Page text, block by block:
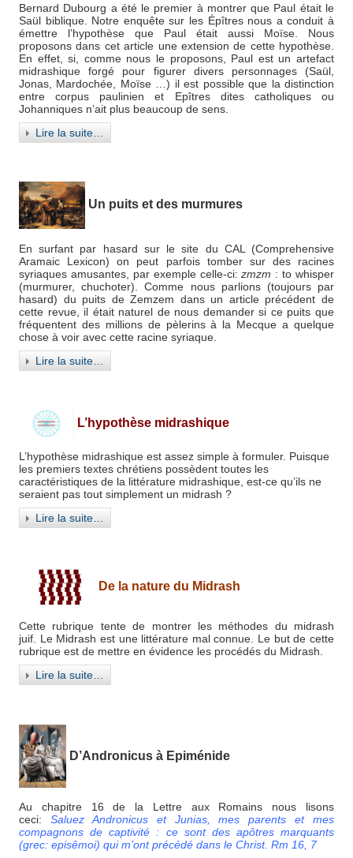
Bernard Dubourg a été le premier à montrer que Paul était le
Saül biblique. Notre enquête sur les Épîtres nous a conduit à
émettre l’hypothèse que Paul était aussi Moïse. Nous
proposons dans cet article une extension de cette hypothèse.
En effet, si, comme nous le proposons, Paul est un artefact
midrashique forgé pour figurer divers personnages (Saül,
Jonas, Mardochée, Moïse …) il est possible que la distinction
entre corpus paulinien et Epîtres dites catholiques ou
Johanniques n’ait plus beaucoup de sens.
Lire la suite…
Un puits et des murmures
En surfant par hasard sur le site du CAL (Comprehensive
Aramaic Lexicon) on peut parfois tomber sur des racines
syriaques amusantes, par exemple celle-ci:zmzm : to whisper
(murmurer, chuchoter).Comme nous parlions (toujours par
hasard) du puits de Zemzem dans un article précédent de
cette revue, il était naturel de nous demander si ce puits que
fréquentent des millions de pèlerins à la Mecque a quelque
chose à voir avec cette racine syriaque.
Lire la suite…
L’hypothèse midrashique
L’hypothèse midrashique est assez simple à formuler. Puisque
les premiers textes chrétiens possèdent toutes les
caractéristiques de la littérature midrashique, est-ce qu’ils ne
seraient pas tout simplement un midrash ?
Lire la suite…
De la nature du Midrash
Cette rubrique tente de montrer les méthodes du midrash
juif. Le Midrash est une littérature mal connue. Le but de cette
rubrique est de mettre en évidence les procédés du Midrash.
Lire la suite…
D’Andronicus à Epiménide
Au chapitre 16 de la Lettre aux Romains nous lisons
ceci: Saluez Andronicus et Junias, mes parents et mes
compagnons de captivité : ce sont des apôtres marquants
(grec: episêmoi) qui m’ont précédé dans le Christ. Rm 16, 7